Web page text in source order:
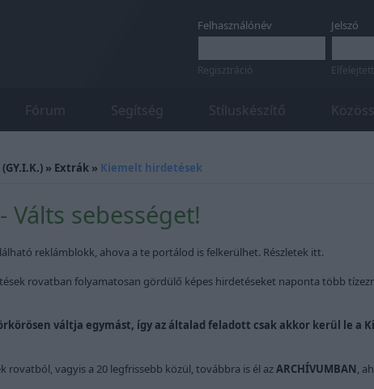
Felhasználónév
Regisztráció
Jelszó
Fórum Segítség Stíluskészítő
» Extrák» Kiemelt hirdetések
Válts sebességet!
reklámblokk, ahova a te portálod is felkerülhet. Részletek itt.
rovatban folyamatosan gördülő képes hirdetéseket naponta több
váltja egymást, így az általad feladott csak akkor kerül le a
rovatból, vagyis a 20 legfrissebb közül, továbbra is él azARCHÍVUMBAN,